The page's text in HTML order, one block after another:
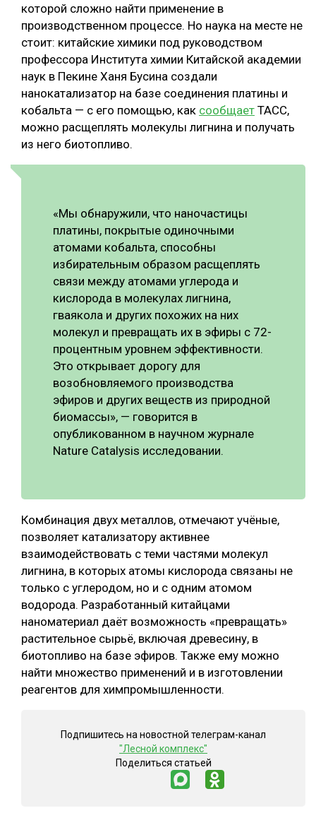
ЛЕСОПИЛЕНИЕ
ДЕРЕВЯННОЕ ДОМОСТРОЕНИЕ
БЕЗОПАСНОЕ ПРОИЗВОДСТВО
СОРТИРОВКА ДРЕВЕСИНЫ
СУШКА ДРЕВЕСИНЫ
МЕБЕЛЬНОЕ ПРОИЗВОДСТВО
которой сложно найти применение в
производственном процессе. Но наука на месте не
стоит: китайские химики под руководством
профессора Института химии Китайской академии
наук в Пекине Ханя Бусина создали
нанокатализатор на базе соединения платины и
кобальта — с его помощью, как сообщает ТАСС,
можно расщеплять молекулы лигнина и получать
из него биотопливо.
«Мы обнаружили, что наночастицы
платины, покрытые одиночными
атомами кобальта, способны
избирательным образом расщеплять
связи между атомами углерода и
кислорода в молекулах лигнина,
гваякола и других похожих на них
молекул и превращать их в эфиры с 72-
процентным уровнем эффективности.
Это открывает дорогу для
возобновляемого производства
эфиров и других веществ из природной
биомассы», — говорится в
опубликованном в научном журнале
Nature Catalysis исследовании.
Комбинация двух металлов, отмечают учёные,
позволяет катализатору активнее
взаимодействовать с теми частями молекул
лигнина, в которых атомы кислорода связаны не
только с углеродом, но и с одним атомом
водорода. Разработанный китайцами
наноматериал даёт возможность «превращать»
растительное сырьё, включая древесину, в
биотопливо на базе эфиров. Также ему можно
найти множество применений и в изготовлении
реагентов для химпромышленности.
Подпишитесь на новостной телеграм-канал
"Лесной комплекс"
Поделиться статьей